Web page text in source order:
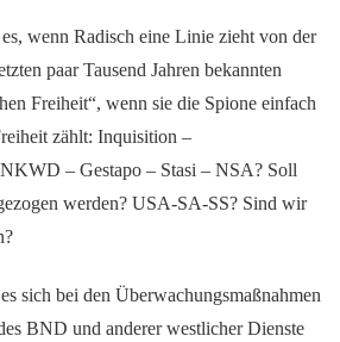
wenn Radisch eine Linie zieht von der
paar Tausend Jahren bekannten
Freiheit“, wenn sie die Spione einfach
zählt: Inquisition –
– Gestapo – Stasi – NSA? Soll
werden? USA-SA-SS? Sind wir
sich bei den Überwachungsmaßnahmen
BND und anderer westlicher Dienste